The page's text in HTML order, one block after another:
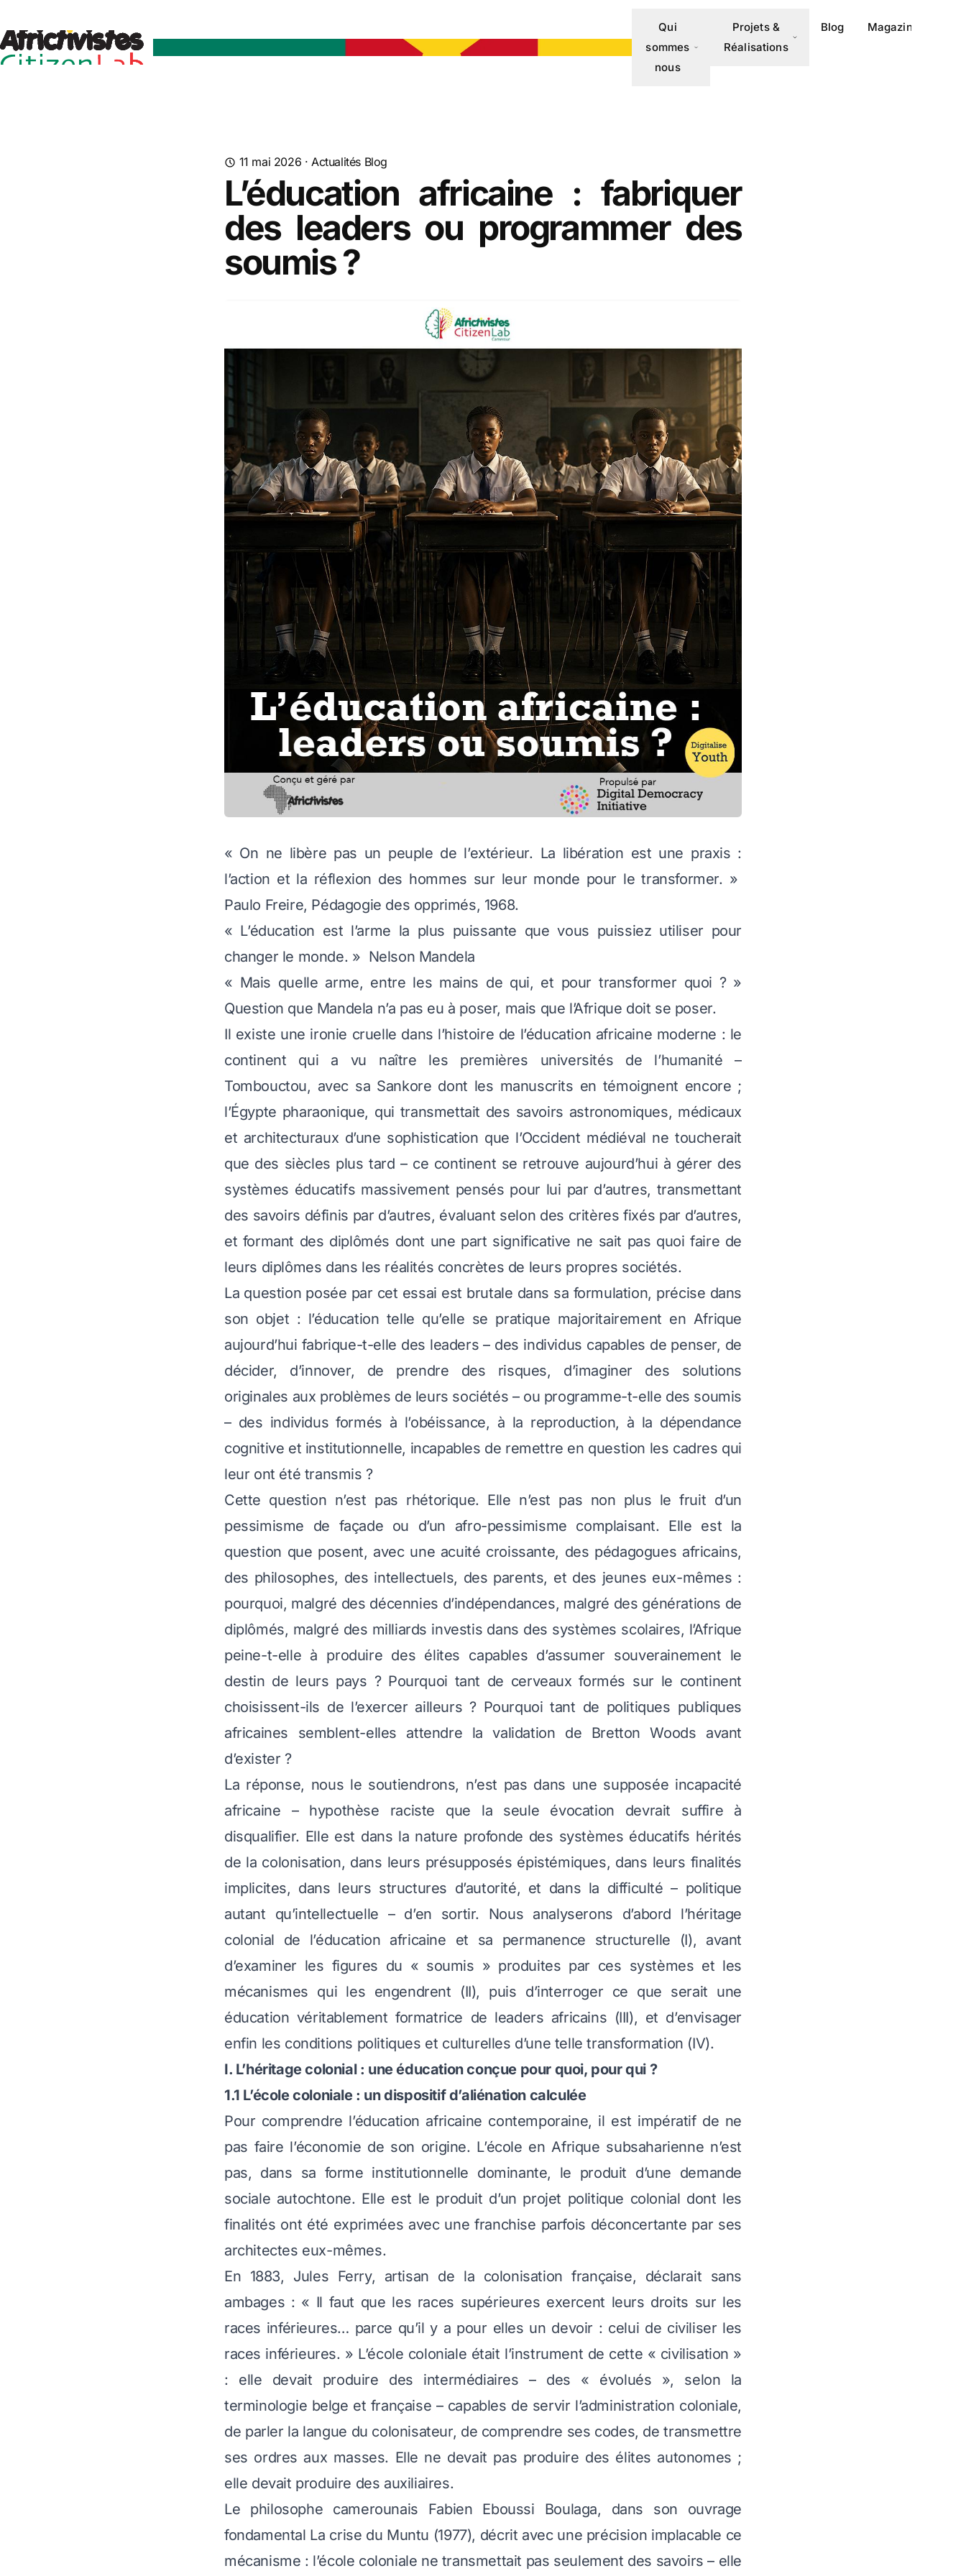
Qui
sommes
nous
Projets &
Réalisations
Blog Magazine
11 mai 2026 ·Actualités Blog
L’éducation africaine : fabriquer
des leaders ou programmer des
soumis ?
« On ne libère pas un peuple de l’extérieur. La libération est une praxis :
l’action et la réflexion des hommes sur leur monde pour le transformer. »
Paulo Freire, Pédagogie des opprimés, 1968.
« L’éducation est l’arme la plus puissante que vous puissiez utiliser pour
changer le monde. » Nelson Mandela
« Mais quelle arme, entre les mains de qui, et pour transformer quoi ? »
Question que Mandela n’a pas eu à poser, mais que l’Afrique doit se poser.
Il existe une ironie cruelle dans l’histoire de l’éducation africaine moderne : le
continent qui a vu naître les premières universités de l’humanité –
Tombouctou, avec sa Sankore dont les manuscrits en témoignent encore ;
l’Égypte pharaonique, qui transmettait des savoirs astronomiques, médicaux
et architecturaux d’une sophistication que l’Occident médiéval ne toucherait
que des siècles plus tard – ce continent se retrouve aujourd’hui à gérer des
systèmes éducatifs massivement pensés pour lui par d’autres, transmettant
des savoirs définis par d’autres, évaluant selon des critères fixés par d’autres,
et formant des diplômés dont une part significative ne sait pas quoi faire de
leurs diplômes dans les réalités concrètes de leurs propres sociétés.
La question posée par cet essai est brutale dans sa formulation, précise dans
son objet : l’éducation telle qu’elle se pratique majoritairement en Afrique
aujourd’hui fabrique-t-elle des leaders – des individus capables de penser, de
décider, d’innover, de prendre des risques, d’imaginer des solutions
originales aux problèmes de leurs sociétés – ou programme-t-elle des soumis
– des individus formés à l’obéissance, à la reproduction, à la dépendance
cognitive et institutionnelle, incapables de remettre en question les cadres qui
leur ont été transmis ?
Cette question n’est pas rhétorique. Elle n’est pas non plus le fruit d’un
pessimisme de façade ou d’un afro-pessimisme complaisant. Elle est la
question que posent, avec une acuité croissante, des pédagogues africains,
des philosophes, des intellectuels, des parents, et des jeunes eux-mêmes :
pourquoi, malgré des décennies d’indépendances, malgré des générations de
diplômés, malgré des milliards investis dans des systèmes scolaires, l’Afrique
peine-t-elle à produire des élites capables d’assumer souverainement le
destin de leurs pays ? Pourquoi tant de cerveaux formés sur le continent
choisissent-ils de l’exercer ailleurs ? Pourquoi tant de politiques publiques
africaines semblent-elles attendre la validation de Bretton Woods avant
d’exister ?
La réponse, nous le soutiendrons, n’est pas dans une supposée incapacité
africaine – hypothèse raciste que la seule évocation devrait suffire à
disqualifier. Elle est dans la nature profonde des systèmes éducatifs hérités
de la colonisation, dans leurs présupposés épistémiques, dans leurs finalités
implicites, dans leurs structures d’autorité, et dans la difficulté – politique
autant qu’intellectuelle – d’en sortir. Nous analyserons d’abord l’héritage
colonial de l’éducation africaine et sa permanence structurelle (I), avant
d’examiner les figures du « soumis » produites par ces systèmes et les
mécanismes qui les engendrent (II), puis d’interroger ce que serait une
éducation véritablement formatrice de leaders africains (III), et d’envisager
enfin les conditions politiques et culturelles d’une telle transformation (IV).
I. L’héritage colonial : une éducation conçue pour quoi, pour qui ?
1.1 L’école coloniale : un dispositif d’aliénation calculée
Pour comprendre l’éducation africaine contemporaine, il est impératif de ne
pas faire l’économie de son origine. L’école en Afrique subsaharienne n’est
pas, dans sa forme institutionnelle dominante, le produit d’une demande
sociale autochtone. Elle est le produit d’un projet politique colonial dont les
finalités ont été exprimées avec une franchise parfois déconcertante par ses
architectes eux-mêmes.
En 1883, Jules Ferry, artisan de la colonisation française, déclarait sans
ambages : « Il faut que les races supérieures exercent leurs droits sur les
races inférieures… parce qu’il y a pour elles un devoir : celui de civiliser les
races inférieures. » L’école coloniale était l’instrument de cette « civilisation »
: elle devait produire des intermédiaires – des « évolués », selon la
terminologie belge et française – capables de servir l’administration coloniale,
de parler la langue du colonisateur, de comprendre ses codes, de transmettre
ses ordres aux masses. Elle ne devait pas produire des élites autonomes ;
elle devait produire des auxiliaires.
Le philosophe camerounais Fabien Eboussi Boulaga, dans son ouvrage
fondamental La crise du Muntu (1977), décrit avec une précision implacable ce
mécanisme : l’école coloniale ne transmettait pas seulement des savoirs – elle